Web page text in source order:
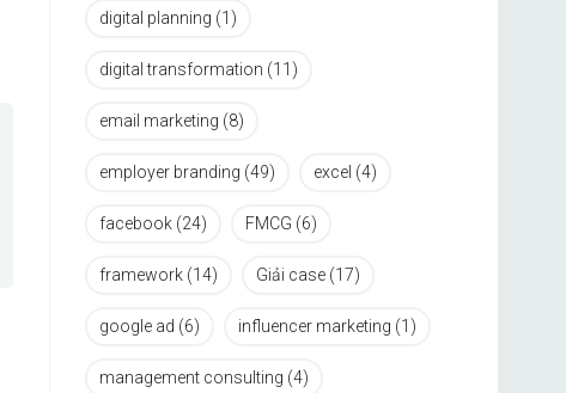
digital planning (1)
digital transformation (11)
email marketing (8)
employer branding (49) excel (4)
facebook (24) FMCG (6)
framework (14) Giải case (17)
google ad (6) influencer marketing (1)
management consulting (4)